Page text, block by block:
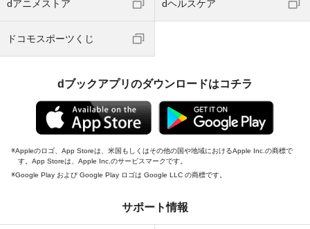
dアニメストア dヘルスケア
ドコモスポーツくじ
dブックアプリのダウンロードはコチラ
Appleのロゴ、App Storeは、米国もしくはその他の国や地域におけるApple Inc.の商標で
す。App Storeは、Apple Inc.のサービスマークです。
Google Play および Google Play ロゴは Google LLC の商標です。
サポート情報